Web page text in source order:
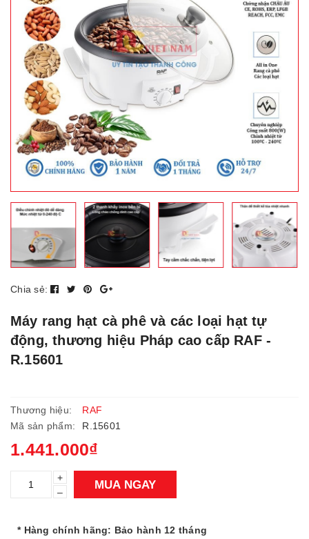
Chia sẻ:
Máy rang hạt cà phê và các loại hạt tự
động, thương hiệu Pháp cao cấp RAF -
R.15601
Thương hiệu:
RAF
Mã sản phẩm:
R.15601
1.441.000₫
+
–
MUA NGAY
* Hàng chính hãng: Bảo hành 12 tháng